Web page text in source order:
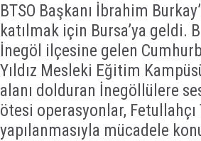
BTSO Başkanı İbrahim
katılmak için Bursa’ya geldi.
İnegöl ilçesine gelen
Yıldız Mesleki Eğitim
alanı dolduran İnegöllülere
ötesi operasyonlar,
yapılanmasıyla mücadele